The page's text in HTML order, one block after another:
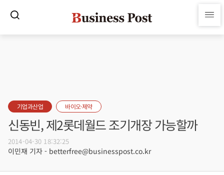
기업과산업 바이오·제약
신동빈, 제2롯데월드 조기개장 가능할까
2014-04-30 18:32:25
이민재 기자 - betterfree@businesspost.co.kr